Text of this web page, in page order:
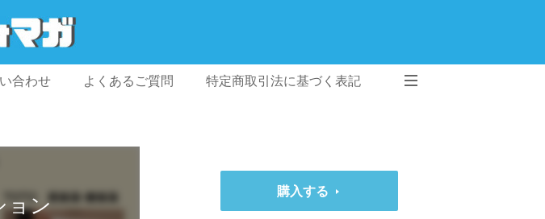
合わせ よくあるご質問 特定商取引法に基づく表記
ョン 購入する